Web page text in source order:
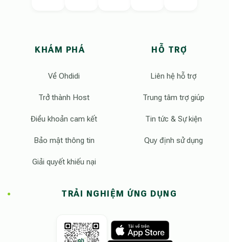
KHÁM PHÁ
Về Ohdidi
Trở thành Host
Điều khoản cam kết
Bảo mật thông tin
Giải quyết khiếu nại
HỖ TRỢ
Liên hệ hỗ trợ
Trung tâm trợ giúp
Tin tức & Sự kiện
Quy định sử dụng
TRẢI NGHIỆM ỨNG DỤNG